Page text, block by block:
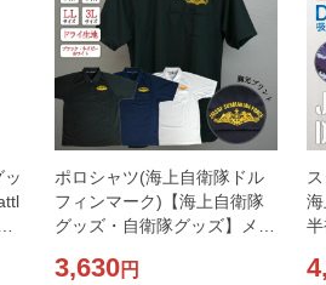
ポロシャツ(海上自衛隊ドル
フィンマーク)【海上自衛隊
グッズ・自衛隊グッズ】メン
セックス トップス 半袖 ウェ
3,630円
半
ッ